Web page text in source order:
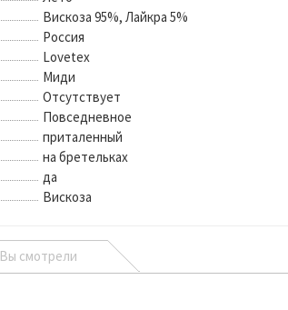
Вискоза 95%, Лайкра 5%
Россия
Lovetex
Миди
Отсутствует
Повседневное
приталенный
на бретельках
да
Вискоза
Вы смотрели